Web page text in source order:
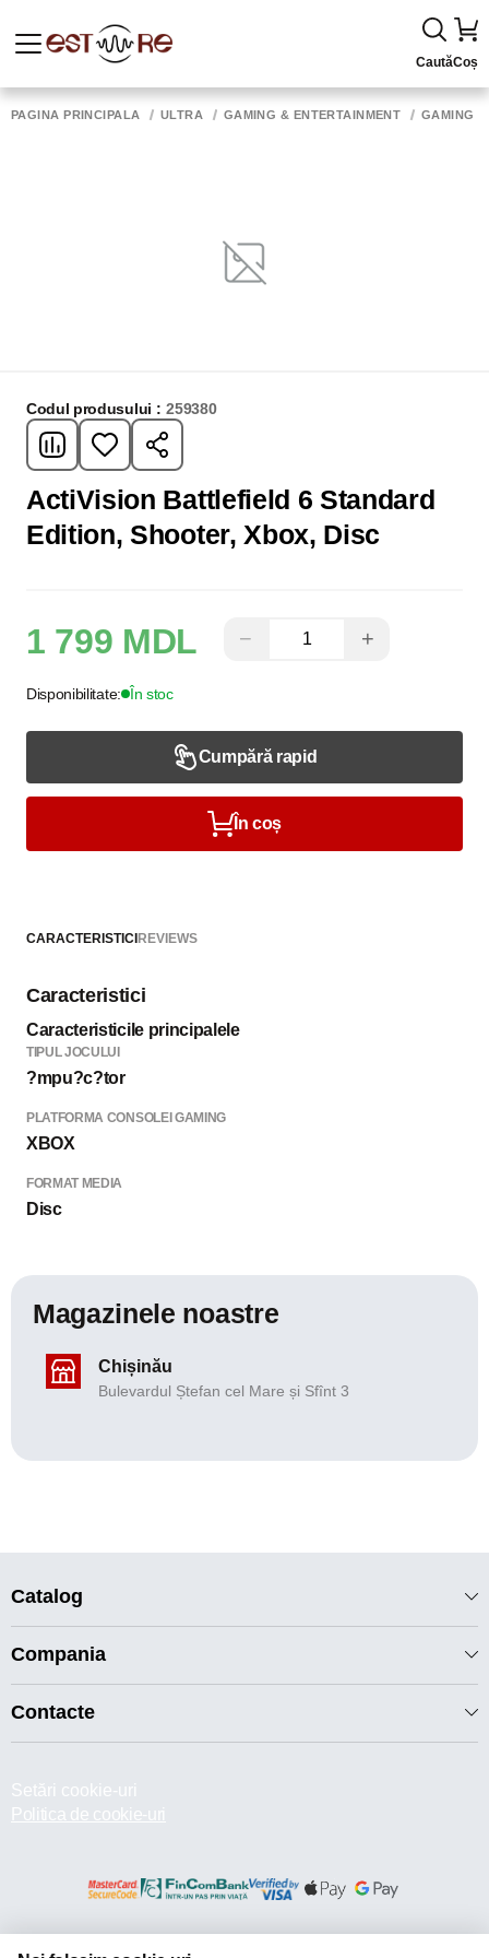
CautăCoș
PAGINA PRINCIPALĂ ULTRA GAMING & ENTERTAINMENT GAMING
Codul produsului : 259380
ActiVision Battlefield 6 Standard
Edition, Shooter, Xbox, Disc
1 799 MDL − +
Disponibilitate: În stoc
Cumpără rapid
În coș
CARACTERISTICIREVIEWS
Caracteristici
Caracteristicile principalele
TIPUL JOCULUI
?mpu?c?tor
PLATFORMA CONSOLEI GAMING
XBOX
FORMAT MEDIA
Disc
Magazinele noastre
Chișinău
Bulevardul Ștefan cel Mare și Sfînt 3
Catalog
Compania
Contacte
Setări cookie-uri
Politica de cookie-uri